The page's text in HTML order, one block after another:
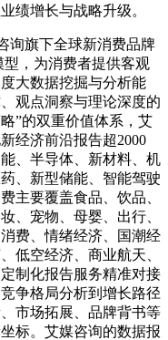
绩增长与战略升级。
询旗下全球新消费品牌
，为消费者提供客观
大数据挖掘与分析能
观点洞察与理论深度的
”的双重价值体系，艾
经济前沿报告超2000
、半导体、新材料、机
、新型储能、智能驾驶
主要覆盖食品、饮品、
、宠物、母婴、出行、
费、情绪经济、国潮经
低空经济、商业航天、
制化报告服务精准对接
争格局分析到增长路径
市场拓展、品牌背书等
标。艾媒咨询的数据报